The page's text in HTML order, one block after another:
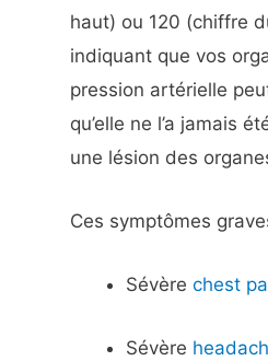
haut) ou 120 (chiffre
indiquant que vos
pression artérielle
qu’elle ne l’a jamais
une lésion des
Ces symptômes
Sévèrechest
Sévère